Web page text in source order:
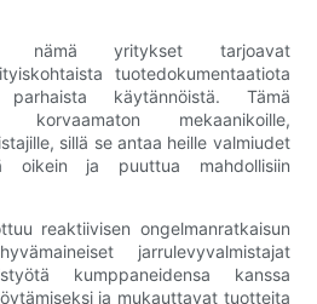
nämä yritykset tarjoavat
tuotedokumentaatiota
käytännöistä. Tämä
korvaamaton mekaanikoille,
sillä se antaa heille valmiudet
oikein ja puuttua mahdollisiin
reaktiivisen ongelmanratkaisun
jarrulevyvalmistajat
kumppaneidensa kanssa
ja mukauttavat tuotteita